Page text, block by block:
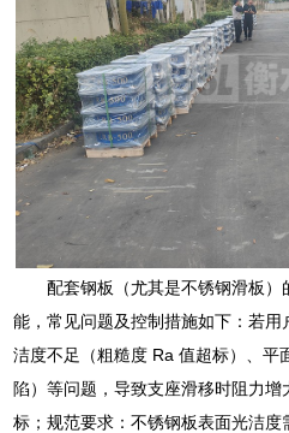
配套钢板（尤其是不锈钢滑板
能，常见问题及控制措施如下：若
洁度不足（粗糙度 Ra 值超标）、平
陷）等问题，导致支座滑移时阻力
标；规范要求：不锈钢板表面光洁度